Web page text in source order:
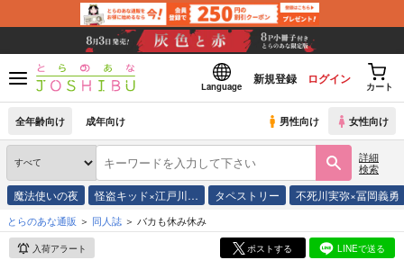
Language
新規登録 ログイン
カート
全年齢向け 成年向け 男性向け 女性向け
詳細
検索
魔法使いの夜 怪盗キッド×江戸川… タペストリー 不死川実弥×冨岡義勇
とらのあな通販 同人誌 バカも休み休み
入荷アラート ポストする LINEで送る